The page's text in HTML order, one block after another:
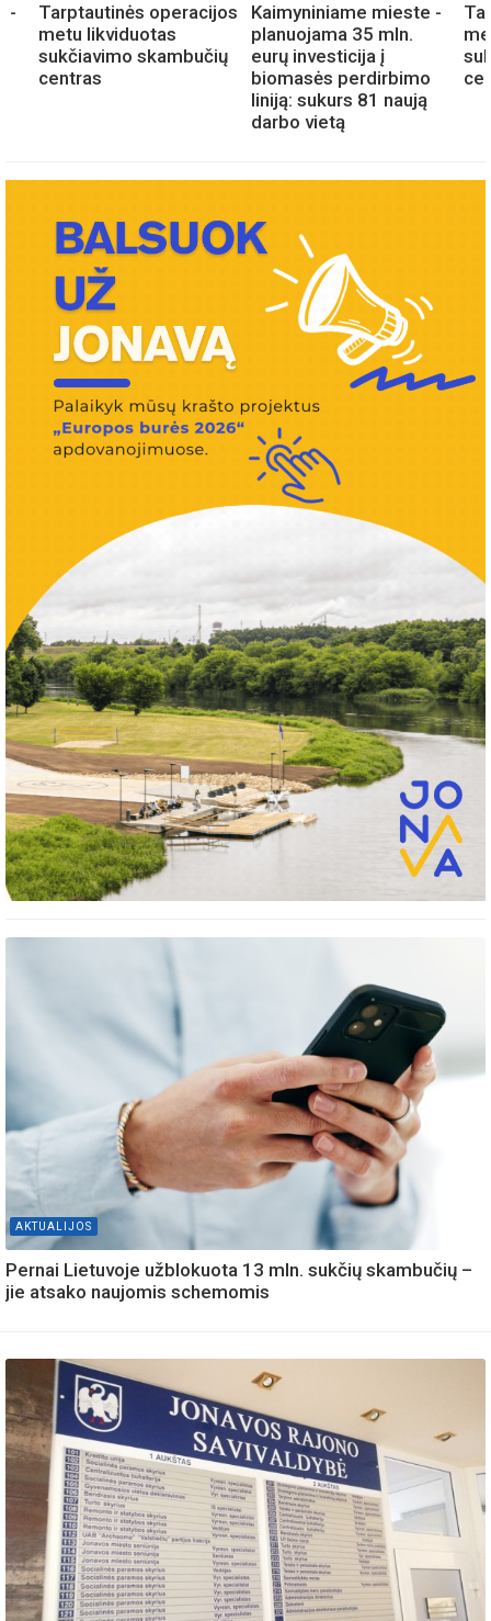
-
Tarptautinės operacijos
metu likviduotas
sukčiavimo skambučių
centras
Kaimyniniame mieste -
planuojama 35 mln.
eurų investicija į
biomasės perdirbimo
liniją: sukurs 81 naują
darbo vietą
AKTUALIJOS
Pernai Lietuvoje užblokuota 13 mln. sukčių skambučių –
jie atsako naujomis schemomis